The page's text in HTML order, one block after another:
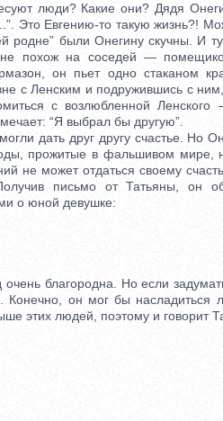
люди? Какие они? Дядя
Это Евгению-то такую жизнь?!
родне” были Онегину скучны. И
похож на соседей —
он пьет одно стаканом
с Ленским и подружившись с
с возлюбленной
“Я выбрал бы другую”.
дать друг другу счастье. Но
прожитые в фальшивом
не может отдаться своему
письмо от Татьяны, он
о юной девушке:
благородна. Но если
Конечно, он мог бы
этих людей, поэтому и говорит